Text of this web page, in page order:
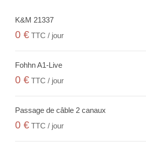
K&M 21337
0 € TTC / jour
Fohhn A1-Live
0 € TTC / jour
Passage de câble 2 canaux
0 € TTC / jour